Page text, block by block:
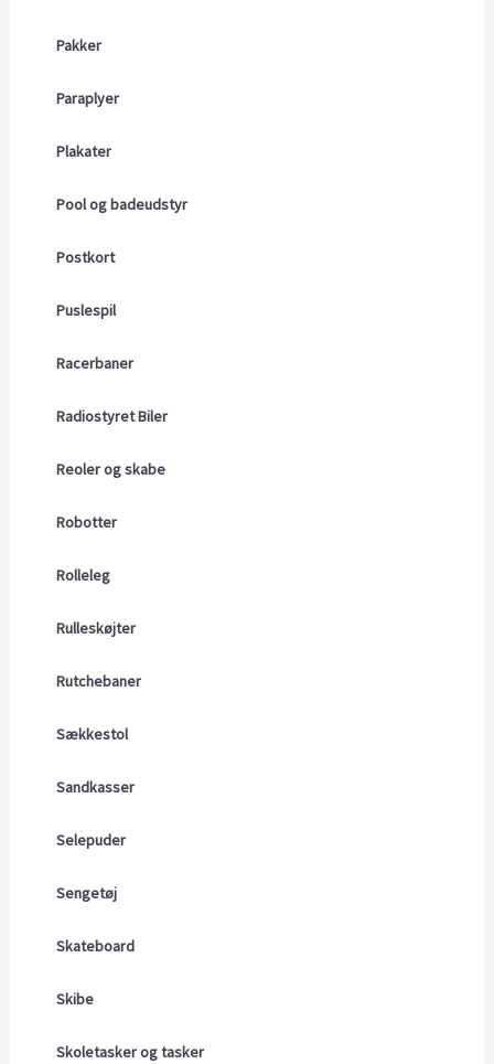
Pakker
Paraplyer
Plakater
Pool og badeudstyr
Postkort
Puslespil
Racerbaner
Radiostyret Biler
Reoler og skabe
Robotter
Rolleleg
Rulleskøjter
Rutchebaner
Sækkestol
Sandkasser
Selepuder
Sengetøj
Skateboard
Skibe
Skoletasker og tasker